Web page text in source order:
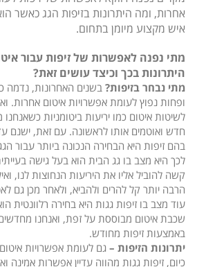
אחרות, ומה היתרונות בזיפות הגג כאשר
איש מקצוע מיומן בתחום.
מתי נפנה לאפשרות של זיפות עבור
היתרונות בכך וכיצד עושים זאת?
מתי נבחר בזיפות? בשנים האחרונות, נדמה
ופחות נפוץ לעומת אפשרויות איטום אחרות.
לשיטות איטום כמו יריעות ביטומניות כשאנחנו
חדש ואוטמים אותו לראשונה. עם זאת, ישנם
בהם זיפות היא הבחירה הנכונה ביותר עבור
לכך היא מצב בו גג הבית הוא בעל גישה
קשה להוביל אליו את היריעות הנחוצות לנו,
הרבה יותר קל להרים ולהביא, ולאחר מכן גם
עוד מצב בו זיפות גגות היא בחירה רלוונטית
שכבת איטום מבוססת על זפת, ואנחנו
באמצעות זיפות מחודש.
יתרונות הזיפות – גם לעומת אפשרויות
כיום, זיפות גגות מהווה עדיין אפשרות אמינה